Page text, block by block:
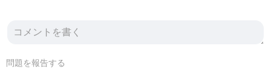
問題を報告する